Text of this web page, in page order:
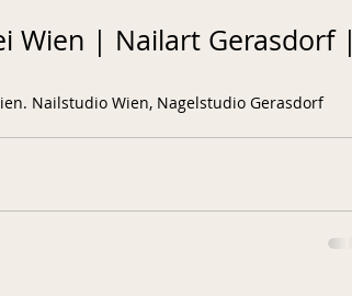
Wien | Nailart Gerasdorf |
Nailstudio Wien, Nagelstudio Gerasdorf